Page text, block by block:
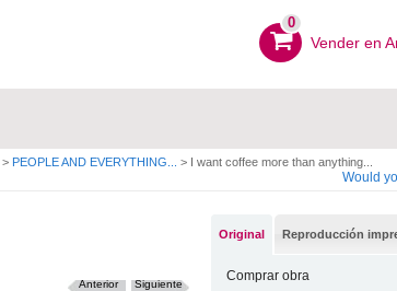
0
Vender en
> PEOPLE AND EVERYTHING... > I want coffee more than anything...
Would
Siguiente
Anterior
Original Reproducción
Comprar obra